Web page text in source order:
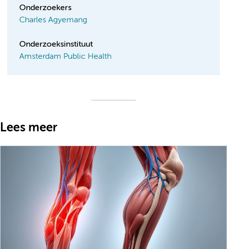
Onderzoekers
Charles Agyemang
Onderzoeksinstituut
Amsterdam Public Health
Lees meer